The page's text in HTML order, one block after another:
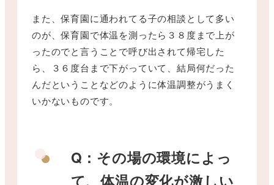
また、保育園に通われてる子の相談として多い
のが、保育園で体温を測ったら３８度まで上が
ったのでと言うことで呼び出されて帰宅した
ら、３６度台まで下がっていて、結局何だった
んだということなどのように体温調整がうまく
いかないものです。
Q：その場の環境によっ
て、体温の変化が激しい